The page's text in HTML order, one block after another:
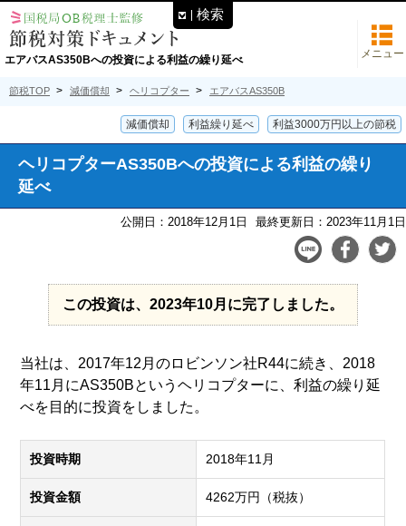
エアバスAS350Bへの投資による利益の繰り延べ メニュー
節税TOP 減価償却 ヘリコプター エアバスAS350B
減価償却 利益繰り延べ 利益3000万円以上の節税
ヘリコプターAS350Bへの投資による利益の繰り
延べ
公開日：2018年12月1日 最終更新日：2023年11月1日
この投資は、2023年10月に完了しました。
当社は、2017年12月のロビンソン社R44に続き、2018
年11月にAS350Bというヘリコプターに、利益の繰り延
べを目的に投資をしました。
投資時期 2018年11月
投資金額 4262万円（税抜）
検索